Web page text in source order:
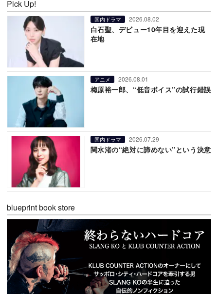
Pick Up!
国内ドラマ 2026.08.02
白石聖、デビュー10年目を迎えた現
在地
アニメ 2026.08.01
梅原裕一郎、“低音ボイス”の試行錯誤
国内ドラマ 2026.07.29
関水渚の“絶対に諦めない”という決意
blueprint book store